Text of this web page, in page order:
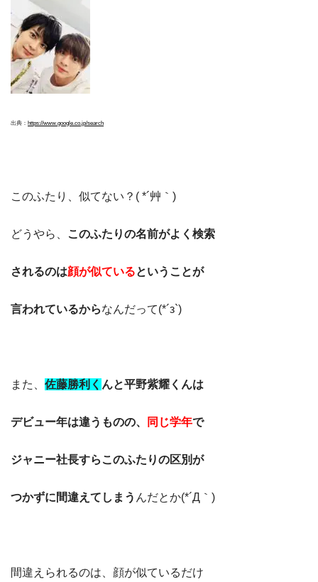
出典： https://www.google.co.jp/search
このふたり、似てない？( *´艸｀)
どうやら、 このふたりの名前がよく検索
されるのは顔が似ているということが
言われているからなんだって(*´з`)
また、 佐藤勝利く んと平野紫耀くんは
デビュー年は違うものの、 同じ学年で
ジャニー社長すらこのふたりの区別が
つかずに間違えてしまう んだとか(*´Д｀)
間違えられるのは、顔が似ているだけ